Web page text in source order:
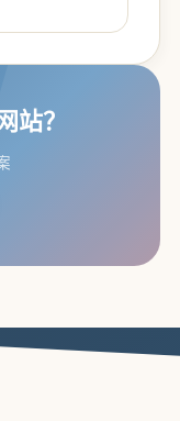
站？